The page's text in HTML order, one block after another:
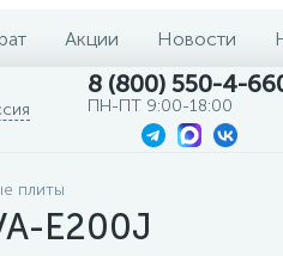
Акции Новости
8 (800) 550-4-
ПН-ПТ 9:00-18:00
плиты
E200J